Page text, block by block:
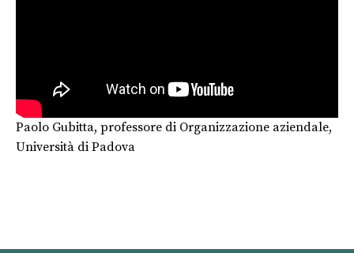
Paolo Gubitta, professore di Organizzazione aziendale,
Università di Padova